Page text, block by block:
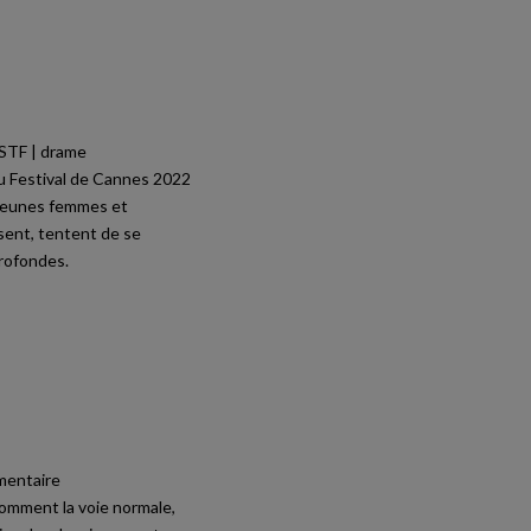
| drame
Festival de Cannes 2022
femmes et
tentent de se
la voie normale,